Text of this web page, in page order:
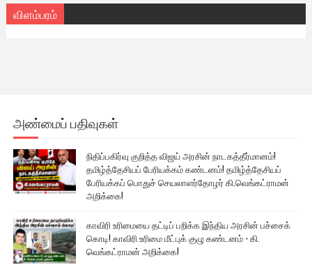
விளம்பரம்
அண்மைப் பதிவுகள்
நிதிப்பகிர்வு குறித்த விஜய் அரசின் நாடகத்தீர்மானம்!
தமிழ்த்தேசியப் பேரியக்கம் கண்டனம்! தமிழ்த்தேசியப்
பேரியக்கப் பொதுச் செயலாளர்தோழர் கி.வெங்கட்ராமன்
அறிக்கை!
காவிரி உரிமையை தட்டிப் பறிக்க இந்திய அரசின் பச்சைக்
கொடி! காவிரி உரிமை மீட்புக் குழு கண்டனம் - கி.
வெங்கட்ராமன் அறிக்கை!